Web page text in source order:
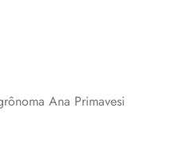
Ana Primavesi